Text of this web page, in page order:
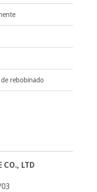
rebobinado
CO., LTD